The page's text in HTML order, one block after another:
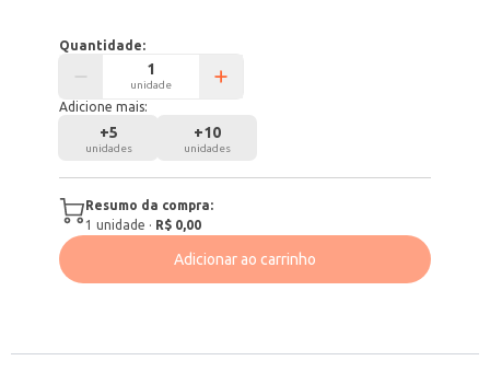
Quantidade:
unidade
Adicione mais:
+5
unidades
+10
unidades
Resumo da compra:
1 unidade · R$ 0,00
Adicionar ao carrinho